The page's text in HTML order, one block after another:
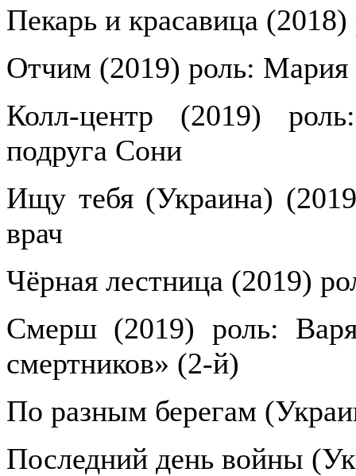
Пекарь и красавица
Отчим (2019) роль: Мария
Колл-центр (2019)
подруга Сони
Ищу тебя (Украина)
врач
Чёрная лестница (2019)
Смерш (2019) роль:
смертников» (2-й)
По разным берегам
Последний день войны